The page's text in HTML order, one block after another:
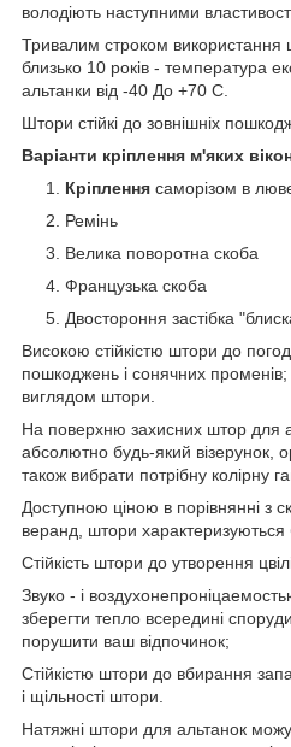
володіють наступними
Тривалим строком використання
близько 10 років - температура
альтанки від -40 До +70 С.
Штори стійкі до зовнішніх
Варіанти кріплення м'яких
Кріплення саморізом в
Ремінь
Велика поворотна скоба
Французька скоба
Двостороння застібка
Високою стійкістю штори до
пошкоджень і сонячних
виглядом штори.
На поверхню захисних штор для
абсолютно будь-який візерунок,
також вибрати потрібну колірну
Доступною ціною в порівнянні з
веранд, штори
Стійкість штори до утворення
Звуко - і
зберегти тепло всередині
порушити ваш відпочинок;
Стійкістю штори до вбирання
і щільності штори.
Натяжні штори для альтанок